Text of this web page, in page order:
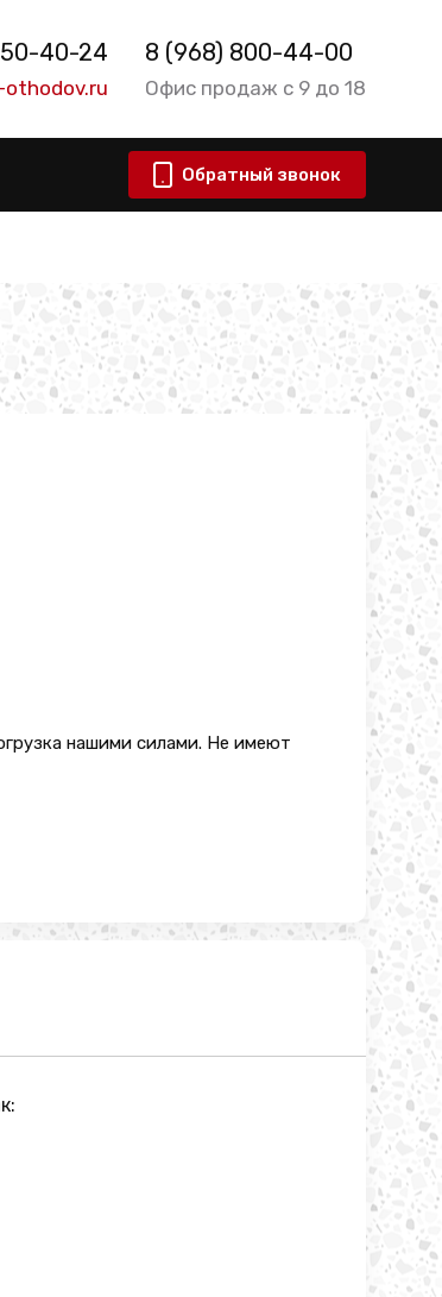
40-24 8 (968) 800-44-00
Офис продаж с 9 до 18
Обратный звонок
нашими силами. Не имеют